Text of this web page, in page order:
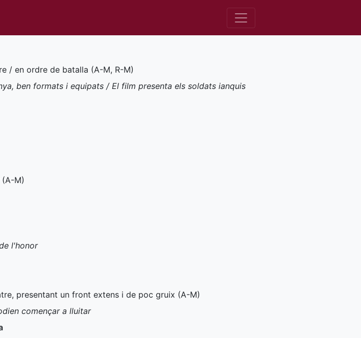
/ en ordre de batalla (A-M, R-M)
ben formats i equipats / El film presenta els soldats ianquis
(A-M)
l'honor
presentant un front extens i de poc gruix (A-M)
començar a lluitar